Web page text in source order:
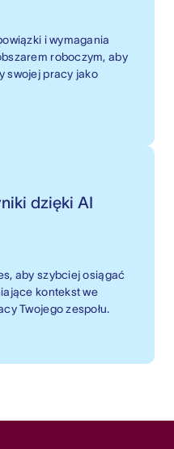
i wymagania
roboczym, aby
swojej pracy jako
dzięki AI
aby szybciej osiągać
kontekst we
Twojego zespołu.